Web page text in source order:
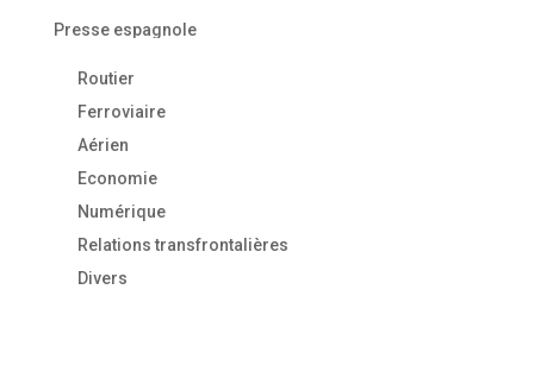
Presse espagnole
Routier
Ferroviaire
Aérien
Economie
Numérique
Relations transfrontalières
Divers